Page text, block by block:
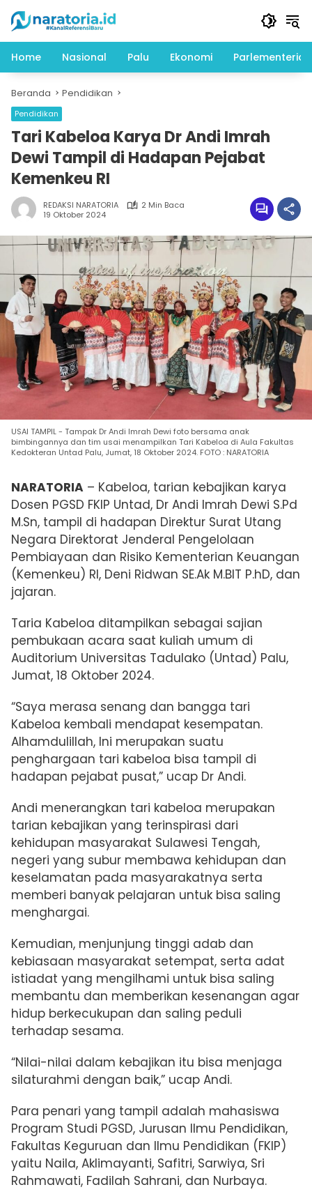
konten
Home
Nasional Palu Ekonomi Parlementeria
Beranda Pendidikan
Pendidikan
Tari Kabeloa Karya Dr Andi Imrah
Dewi Tampil di Hadapan Pejabat
Kemenkeu RI
REDAKSI NARATORIA
2 Min Baca
19 Oktober 2024
USAI TAMPIL - Tampak Dr Andi Imrah Dewi foto bersama anak
bimbingannya dan tim usai menampilkan Tari Kabeloa di Aula Fakultas
Kedokteran Untad Palu, Jumat, 18 Oktober 2024. FOTO : NARATORIA
NARATORIA – Kabeloa, tarian kebajikan karya
Dosen PGSD FKIP Untad, Dr Andi Imrah Dewi S.Pd
M.Sn, tampil di hadapan Direktur Surat Utang
Negara Direktorat Jenderal Pengelolaan
Pembiayaan dan Risiko Kementerian Keuangan
(Kemenkeu) RI, Deni Ridwan SE.Ak M.BIT P.hD, dan
jajaran.
Taria Kabeloa ditampilkan sebagai sajian
pembukaan acara saat kuliah umum di
Auditorium Universitas Tadulako (Untad) Palu,
Jumat, 18 Oktober 2024.
“Saya merasa senang dan bangga tari
Kabeloa kembali mendapat kesempatan.
Alhamdulillah, Ini merupakan suatu
penghargaan tari kabeloa bisa tampil di
hadapan pejabat pusat,” ucap Dr Andi.
Andi menerangkan tari kabeloa merupakan
tarian kebajikan yang terinspirasi dari
kehidupan masyarakat Sulawesi Tengah,
negeri yang subur membawa kehidupan dan
keselamatan pada masyarakatnya serta
memberi banyak pelajaran untuk bisa saling
menghargai.
Kemudian, menjunjung tinggi adab dan
kebiasaan masyarakat setempat, serta adat
istiadat yang mengilhami untuk bisa saling
membantu dan memberikan kesenangan agar
hidup berkecukupan dan saling peduli
terhadap sesama.
“Nilai-nilai dalam kebajikan itu bisa menjaga
silaturahmi dengan baik,” ucap Andi.
Para penari yang tampil adalah mahasiswa
Program Studi PGSD, Jurusan Ilmu Pendidikan,
Fakultas Keguruan dan Ilmu Pendidikan (FKIP)
yaitu Naila, Aklimayanti, Safitri, Sarwiya, Sri
Rahmawati, Fadilah Sahrani, dan Nurbaya.